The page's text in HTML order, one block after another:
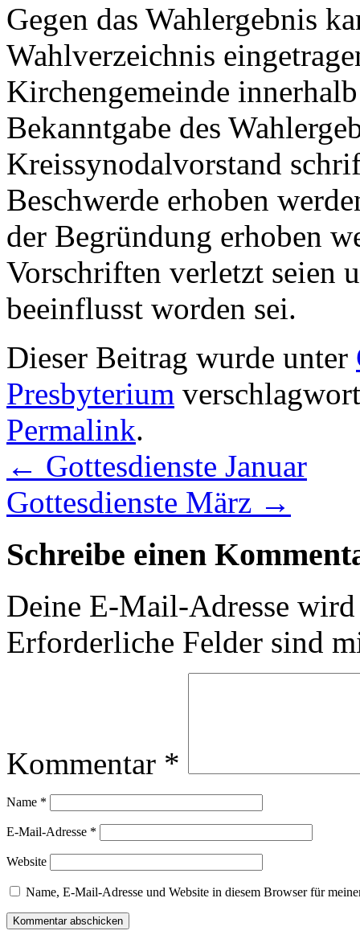
Gegen das Wahlergebnis
Wahlverzeichnis
Kirchengemeinde
Bekanntgabe des
Kreissynodalvorstand
Beschwerde erhoben
der Begründung erhoben
Vorschriften verletzt seien
beeinflusst worden sei.
Dieser Beitrag wurde unter
Presbyterium
Permalink.
← Gottesdienste Januar
Gottesdienste März →
Schreibe einen
Deine E-Mail-Adresse
Erforderliche Felder sind
Kommentar *
Name *
E-Mail-Adresse *
Website
Name, E-Mail-Adresse und Website in diesem Browser für